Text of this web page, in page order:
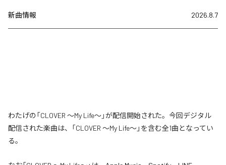
新曲情報 2026.8.7
わたげの「CLOVER ～My Life～」が配信開始された。今回デジタル
配信された楽曲は、「CLOVER ～My Life～」を含む全1曲となってい
る。